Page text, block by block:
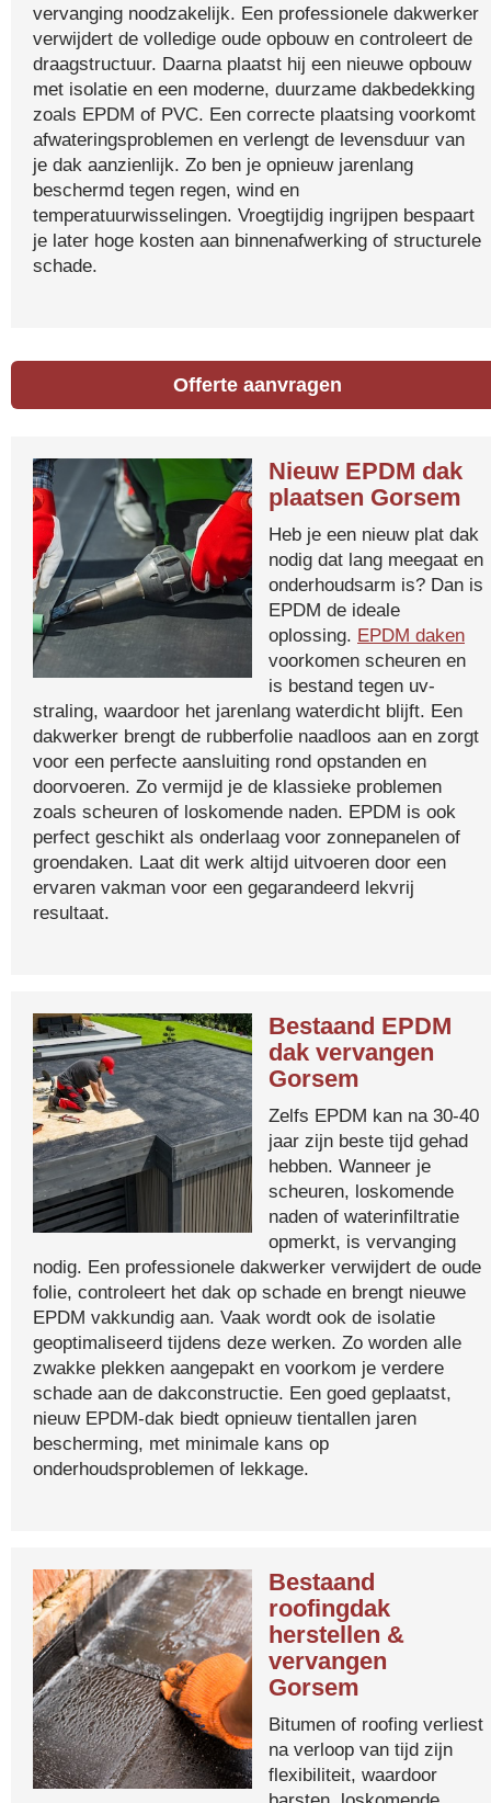
vervanging noodzakelijk. Een professionele dakwerker
verwijdert de volledige oude opbouw en controleert de
draagstructuur. Daarna plaatst hij een nieuwe opbouw
met isolatie en een moderne, duurzame dakbedekking
zoals EPDM of PVC. Een correcte plaatsing voorkomt
afwateringsproblemen en verlengt de levensduur van
je dak aanzienlijk. Zo ben je opnieuw jarenlang
beschermd tegen regen, wind en
temperatuurwisselingen. Vroegtijdig ingrijpen bespaart
je later hoge kosten aan binnenafwerking of structurele
schade.
Offerte aanvragen
Nieuw EPDM dak
plaatsen Gorsem
Heb je een nieuw plat dak
nodig dat lang meegaat en
onderhoudsarm is? Dan is
EPDM de ideale
oplossing. EPDM daken
voorkomen scheuren en
is bestand tegen uv-
straling, waardoor het jarenlang waterdicht blijft. Een
dakwerker brengt de rubberfolie naadloos aan en zorgt
voor een perfecte aansluiting rond opstanden en
doorvoeren. Zo vermijd je de klassieke problemen
zoals scheuren of loskomende naden. EPDM is ook
perfect geschikt als onderlaag voor zonnepanelen of
groendaken. Laat dit werk altijd uitvoeren door een
ervaren vakman voor een gegarandeerd lekvrij
resultaat.
Bestaand EPDM
dak vervangen
Gorsem
Zelfs EPDM kan na 30-40
jaar zijn beste tijd gehad
hebben. Wanneer je
scheuren, loskomende
naden of waterinfiltratie
opmerkt, is vervanging
nodig. Een professionele dakwerker verwijdert de oude
folie, controleert het dak op schade en brengt nieuwe
EPDM vakkundig aan. Vaak wordt ook de isolatie
geoptimaliseerd tijdens deze werken. Zo worden alle
zwakke plekken aangepakt en voorkom je verdere
schade aan de dakconstructie. Een goed geplaatst,
nieuw EPDM-dak biedt opnieuw tientallen jaren
bescherming, met minimale kans op
onderhoudsproblemen of lekkage.
Bestaand
roofingdak
herstellen &
vervangen
Gorsem
Bitumen of roofing verliest
na verloop van tijd zijn
flexibiliteit, waardoor